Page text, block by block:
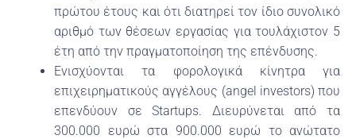
πρώτου έτους και ότι διατηρεί τον ίδιο συνολικό
αριθμό των θέσεων εργασίας για τουλάχιστον 5
έτη από την πραγματοποίηση της επένδυσης.
Ενισχύονται τα φορολογικά κίνητρα για
επιχειρηματικούς αγγέλους (angel investors) που
επενδύουν σε Startups. Διευρύνεται από τα
300.000 ευρώ στα 900.000 ευρώ το ανώτατο